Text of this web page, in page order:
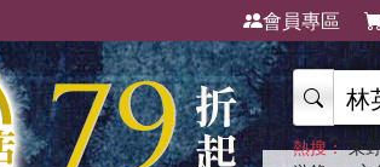
會員專區
熱搜： 東